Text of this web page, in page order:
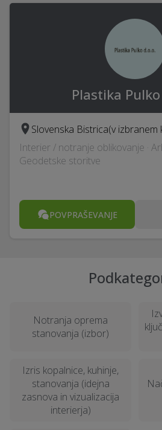
Plastika
Slovenska Bistrica(v izbranem
Interier / notranje oblikovanje ·
Geodetske storitve
POVPRAŠEVANJE
Notranja oprema
stanovanja (izbor)
Izris kopalnice, kuhinje,
stanovanja (idejna
zasnova in vizualizacija
interierja)